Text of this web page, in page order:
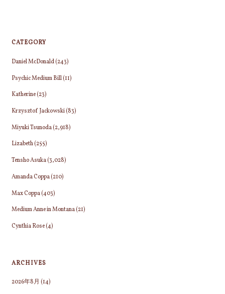
CATEGORY
Daniel McDonald(243)
Psychic Medium Bill(11)
Katherine(23)
Krzysztof Jackowski(83)
Miyuki Tsunoda(2,918)
Lizabeth(255)
Tensho Asuka(3,028)
Amanda Coppa(210)
Max Coppa(403)
Medium Anne in Montana(21)
Cynthia Rose(4)
ARCHIVES
2026年8月 (14)